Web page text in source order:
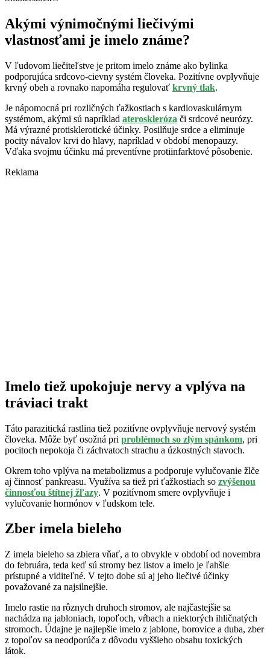
Akými výnimočnými liečivými
vlastnosťami je imelo známe?
V ľudovom liečiteľstve je pritom imelo známe ako bylinka
podporujúca srdcovo-cievny systém človeka. Pozitívne ovplyvňuje
krvný obeh a rovnako napomáha regulovať krvný tlak.
Je nápomocná pri rozličných ťažkostiach s kardiovaskulárnym
systémom, akými sú napríklad ateroskleróza či srdcové neurózy.
Má výrazné protisklerotické účinky. Posilňuje srdce a eliminuje
pocity návalov krvi do hlavy, napríklad v období menopauzy.
Vďaka svojmu účinku má preventívne protiinfarktové pôsobenie.
Reklama
Imelo tiež upokojuje nervy a vplýva na
tráviaci trakt
Táto parazitická rastlina tiež pozitívne ovplyvňuje nervový systém
človeka. Môže byť osožná pri problémoch so zlým spánkom, pri
pocitoch nepokoja či záchvatoch strachu a úzkostných stavoch.
Okrem toho vplýva na metabolizmus a podporuje vylučovanie žlče
aj činnosť pankreasu. Využíva sa tiež pri ťažkostiach so zvýšenou
činnosťou štítnej žľazy. V pozitívnom smere ovplyvňuje i
vylučovanie hormónov v ľudskom tele.
Zber imela bieleho
Z imela bieleho sa zbiera vňať, a to obvykle v období od novembra
do februára, teda keď sú stromy bez listov a imelo je ľahšie
prístupné a viditeľné. V tejto dobe sú aj jeho liečivé účinky
považované za najsilnejšie.
Imelo rastie na rôznych druhoch stromov, ale najčastejšie sa
nachádza na jabloniach, topoľoch, vŕbach a niektorých ihličnatých
stromoch. Údajne je najlepšie imelo z jablone, borovice a duba, zber
z topoľov sa neodporúča z dôvodu vyššieho obsahu toxických
látok.